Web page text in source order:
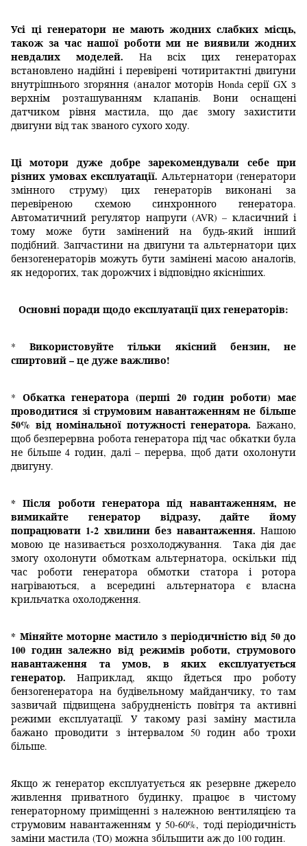
Усі ці генератори не мають жодних слабких місць,
також за час нашої роботи ми не виявили жодних
невдалих моделей. На всіх цих генераторах
встановлено надійні і перевірені чотиритактні двигуни
внутрішнього згоряння (аналог моторів Honda серії GX з
верхнім розташуванням клапанів. Вони оснащені
датчиком рівня мастила, що дає змогу захистити
двигуни від так званого сухого ходу.
Ці мотори дуже добре зарекомендували себе при
різних умовах експлуатації. Альтернатори (генератори
змінного струму) цих генераторів виконані за
перевіреною схемою синхронного генератора.
Автоматичний регулятор напруги (AVR) – класичний і
тому може бути замінений на будь-який інший
подібний. Запчастини на двигуни та альтернатори цих
бензогенераторів можуть бути замінені масою аналогів,
як недорогих, так дорожчих і відповідно якісніших.
Основні поради щодо експлуатації цих генераторів:
*Використовуйте тільки якісний бензин, не
спиртовий – це дуже важливо!
* Обкатка генератора (перші 20 годин роботи) має
проводитися зі струмовим навантаженням не більше
50% від номінальної потужності генератора. Бажано,
щоб безперервна робота генератора під час обкатки була
не більше 4 годин, далі – перерва, щоб дати охолонути
двигуну.
* Після роботи генератора під навантаженням, не
вимикайте генератор відразу, дайте йому
попрацювати 1-2 хвилини без навантаження. Нашою
мовою це називається розхолоджування. Така дія дає
змогу охолонути обмоткам альтернатора, оскільки під
час роботи генератора обмотки статора і ротора
нагріваються, а всередині альтернатора є власна
крильчатка охолодження.
* Міняйте моторне мастило з періодичністю від 50 до
100 годин залежно від режимів роботи, струмового
навантаження та умов, в яких експлуатується
генератор.Наприклад, якщо йдеться про роботу
бензогенератора на будівельному майданчику, то там
зазвичай підвищена забрудненість повітря та активні
режими експлуатації. У такому разі заміну мастила
бажано проводити з інтервалом 50 годин або трохи
більше.
Якщо ж генератор експлуатується як резервне джерело
живлення приватного будинку, працює в чистому
генераторному приміщенні з належною вентиляцією та
струмовим навантаженням у 50-60%, тоді періодичність
заміни мастила (ТО) можна збільшити аж до 100 годин.